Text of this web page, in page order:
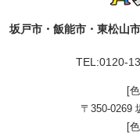
坂戸市・飯能市・東松山
TEL:0120-
[
〒350-0269
[